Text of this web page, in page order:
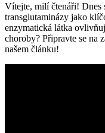
Vítejte, milí čtenáři! Dnes
transglutaminázy jako
enzymatická látka
choroby? Připravte se na
našem článku!